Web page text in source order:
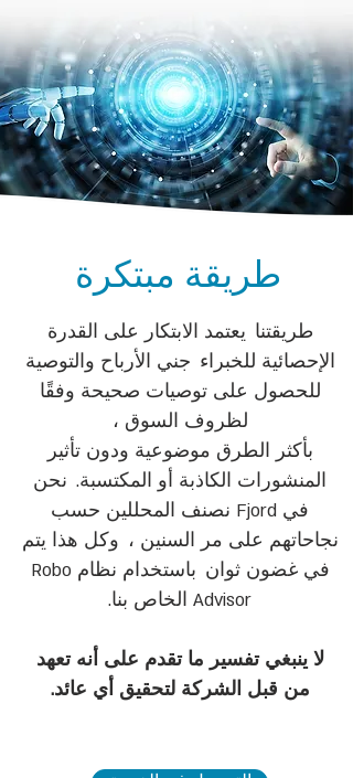
طريقة مبتكرة
طريقتنا يعتمد الابتكار على القدرة
الإحصائية للخبراء جني الأرباح والتوصية
للحصول على توصيات صحيحة وفقًا
لظروف السوق ،
بأكثر الطرق موضوعية ودون تأثير
المنشورات الكاذبة أو المكتسبة. نحن
في Fjord نصنف المحللين حسب
نجاحاتهم على مر السنين ، وكل هذا يتم
في غضون ثوان
باستخدام نظام Robo
Advisor الخاص بنا.
لا ينبغي تفسير ما تقدم على أنه تعهد
من قبل الشركة لتحقيق أي عائد.